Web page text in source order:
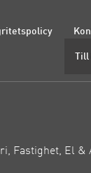
Fastighet, El &